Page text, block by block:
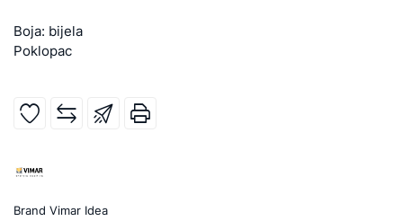
Boja: bijela
Poklopac
Brand Vimar Idea